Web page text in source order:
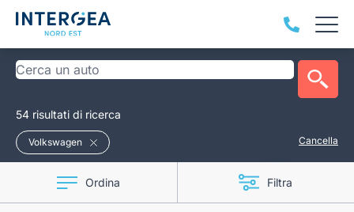
54 risultati di ricerca
Volkswagen Cancella
Ordina Filtra